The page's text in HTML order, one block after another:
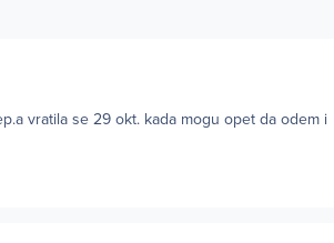
vratila se 29 okt. kada mogu opet da odem i